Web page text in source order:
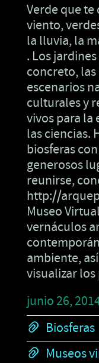
Verde que
viento,
la lluvia, la
. Los
concreto, las
escenarios
culturales y
vivos para la
las ciencias.
biosferas
generosos
reunirse,
http://
Museo
vernáculos
ambiente,
visualizar
junio 26,
Biosferas
Museos